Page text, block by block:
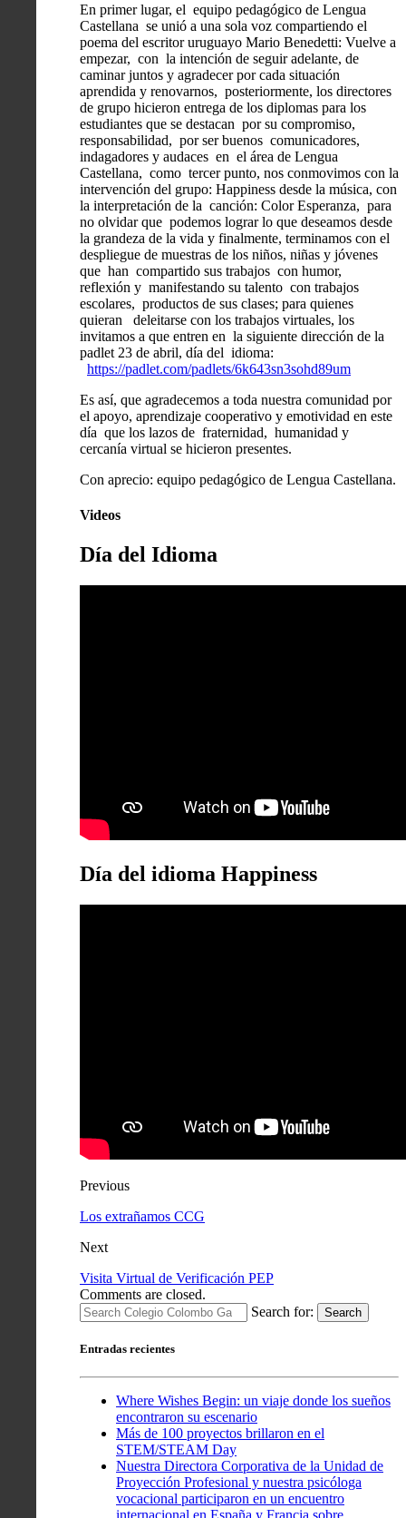
En primer lugar, el equipo pedagógico de Lengua
Castellana se unió a una sola voz compartiendo el
poema del escritor uruguayo Mario Benedetti: Vuelve a
empezar, con la intención de seguir adelante, de
caminar juntos y agradecer por cada situación
aprendida y renovarnos, posteriormente, los directores
de grupo hicieron entrega de los diplomas para los
estudiantes que se destacan por su compromiso,
responsabilidad, por ser buenos comunicadores,
indagadores y audaces en el área de Lengua
Castellana, como tercer punto, nos conmovimos con la
intervención del grupo: Happiness desde la música, con
la interpretación de la canción: Color Esperanza, para
no olvidar que podemos lograr lo que deseamos desde
la grandeza de la vida y finalmente, terminamos con el
despliegue de muestras de los niños, niñas y jóvenes
que han compartido sus trabajos con humor,
reflexión y manifestando su talento con trabajos
escolares, productos de sus clases; para quienes
quieran deleitarse con los trabajos virtuales, los
invitamos a que entren en la siguiente dirección de la
padlet 23 de abril, día del idioma:
https://padlet.com/padlets/6k643sn3sohd89um
Es así, que agradecemos a toda nuestra comunidad por
el apoyo, aprendizaje cooperativo y emotividad en este
día que los lazos de fraternidad, humanidad y
cercanía virtual se hicieron presentes.
Con aprecio: equipo pedagógico de Lengua Castellana.
Videos
Día del Idioma
Día del idioma Happiness
Previous
Los extrañamos CCG
Next
Visita Virtual de Verificación PEP
Comments are closed.
Search for:
Search
Entradas recientes
Where Wishes Begin: un viaje donde los sueños
encontraron su escenario
Más de 100 proyectos brillaron en el
STEM/STEAM Day
Nuestra Directora Corporativa de la Unidad de
Proyección Profesional y nuestra psicóloga
vocacional participaron en un encuentro